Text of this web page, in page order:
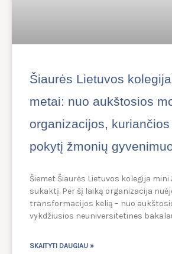
Šiaurės Lietuvos
metai: nuo aukštosios
organizacijos, kuriančios
pokytį žmonių
Šiemet Šiaurės Lietuvos kolegija
sukaktį. Per šį laiką organizacija
transformacijos kelią – nuo
vykdžiusios neuniversitetines
SKAITYTI DAUGIAU »